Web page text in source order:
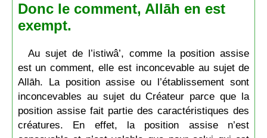
Donc le comment, Allāh en est
exempt.
Au sujet de l’istiwâ’, comme la position assise
est un comment, elle est inconcevable au sujet de
Allāh. La position assise ou l’établissement sont
inconcevables au sujet du Créateur parce que la
position assise fait partie des caractéristiques des
créatures. En effet, la position assise n’est